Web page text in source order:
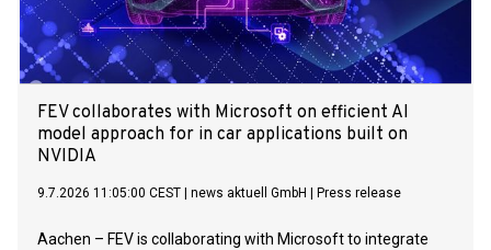
FEV collaborates with Microsoft on efficient AI
model approach for in car applications built on
NVIDIA
9.7.2026 11:05:00 CEST news aktuell GmbH Press release
Aachen – FEV is collaborating with Microsoft to integrate